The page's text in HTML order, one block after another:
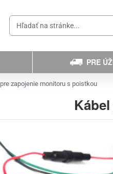
Hľadať
stránke...
PRE
zapojenie monitoru s poistkou